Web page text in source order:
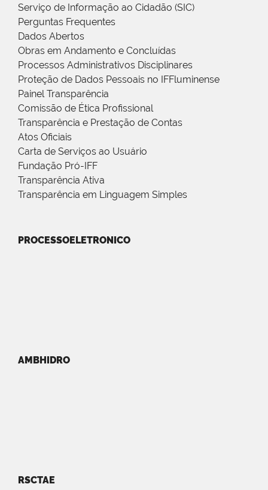
Serviço de Informação ao Cidadão (SIC)
Perguntas Frequentes
Dados Abertos
Obras em Andamento e Concluídas
Processos Administrativos Disciplinares
Proteção de Dados Pessoais no IFFluminense
Painel Transparência
Comissão de Ética Profissional
Transparência e Prestação de Contas
Atos Oficiais
Carta de Serviços ao Usuário
Fundação Pró-IFF
Transparência Ativa
Transparência em Linguagem Simples
PROCESSOELETRONICO
AMBHIDRO
RSCTAE